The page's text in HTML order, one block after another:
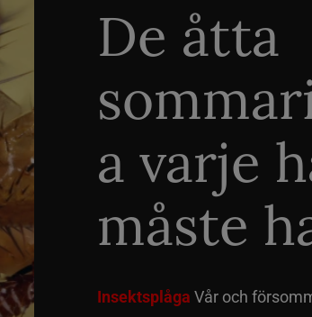
De åtta
a varje
måste
Insektsplåga Vår och